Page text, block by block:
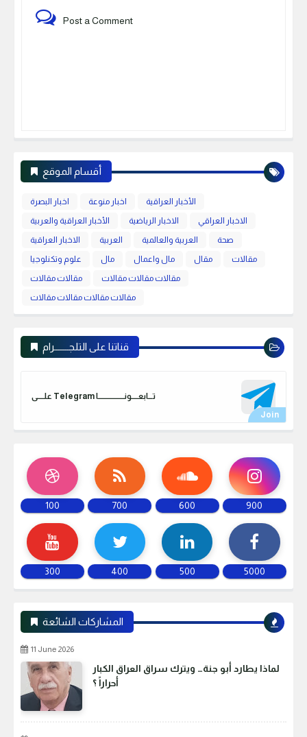
Post a Comment
أقسام الموقع
اخبار البصرة اخبار منوعة
الأخبار العراقية
الأخبار العراقية والعربية
الاخبار الرياضية
الاخبار العراقي
الاخبار العراقية
العربية العربية والعالمية
صحة
علوم وتكنلوجيا
مال مال واعمال مقال
مقالات
مقالات مقالات
مقالات مقالات مقالات
مقالات مقالات مقالات مقالات
قناتنا على التلجـــــــرام
علـــــى Telegram تـــابعـــــونـــــــــــــــــــا
100 700 600 900
300 400 500 5000
المشاركات الشائعة
11 June 2026
لماذا يطارد أبو جنة… ويترك سراق العراق الكبار
أحراراً ؟